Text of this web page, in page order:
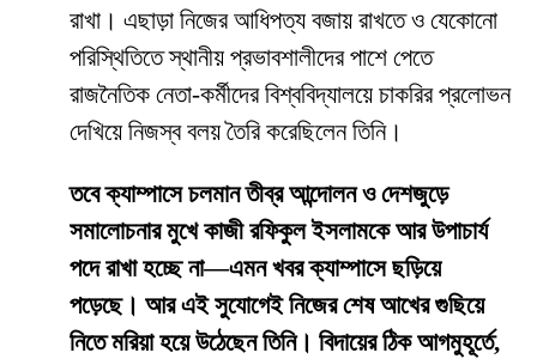
রাখা। এছাড়া নিজের আধিপত্য বজায় রাখতে ও যেকোনো
পরিস্থিতিতে স্থানীয় প্রভাবশালীদের পাশে পেতে
রাজনৈতিক নেতা-কর্মীদের বিশ্ববিদ্যালয়ে চাকরির প্রলোভন
দেখিয়ে নিজস্ব বলয় তৈরি করেছিলেন তিনি।
তবে ক্যাম্পাসে চলমান তীব্র আন্দোলন ও দেশজুড়ে
সমালোচনার মুখে কাজী রফিকুল ইসলামকে আর উপাচার্য
পদে রাখা হচ্ছে না—এমন খবর ক্যাম্পাসে ছড়িয়ে
পড়েছে। আর এই সুযোগেই নিজের শেষ আখের গুছিয়ে
নিতে মরিয়া হয়ে উঠেছেন তিনি। বিদায়ের ঠিক আগমুহূর্তে,